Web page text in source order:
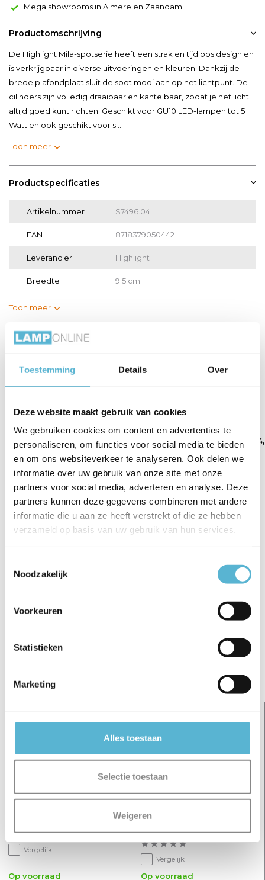
Toestemming Details Over
Deze website maakt gebruik van cookies
We gebruiken cookies om content en advertenties te
personaliseren, om functies voor social media te bieden
en om ons websiteverkeer te analyseren. Ook delen we
informatie over uw gebruik van onze site met onze
partners voor social media, adverteren en analyse. Deze
partners kunnen deze gegevens combineren met andere
informatie die u aan ze heeft verstrekt of die ze hebben
verzameld op basis van uw gebruik van hun services.
Noodzakelijk
Voorkeuren
Statistieken
Marketing
Alles toestaan
Selectie toestaan
Weigeren
Mega showrooms in Almere en Zaandam
Productomschrijving
De Highlight Mila-spotserie heeft een strak en tijdloos design en
is verkrijgbaar in diverse uitvoeringen en kleuren. Dankzij de
brede plafondplaat sluit de spot mooi aan op het lichtpunt. De
cilinders zijn volledig draaibaar en kantelbaar, zodat je het licht
altijd goed kunt richten. Geschikt voor GU10 LED-lampen tot 5
Watt en ook geschikt voor sl...
Toon meer
Productspecificaties
Artikelnummer S7496.04
EAN 8718379050442
Leverancier Highlight
Breedte 9.5 cm
Toon meer
Vergelijk
Gerelateerde artikelen:
LED GU10 lamp 50-
3,8 W...
€5,95
LED GU10 lamp 35-
2,6 W...
€6,95
LED GU10 lamp
Watt...
€15,95
Reviews
Schrijf je eigen review
Gerelateerde artikelen:
Vergelijk
Op voorraad
Spot Mila 3 lichts L 65 cm
Vergelijk
Op voorraad